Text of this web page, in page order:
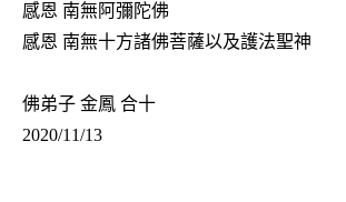
感恩 南無阿彌陀佛
感恩 南無十方諸佛菩薩以及護法聖神
佛弟子 金鳳 合十
2020/11/13